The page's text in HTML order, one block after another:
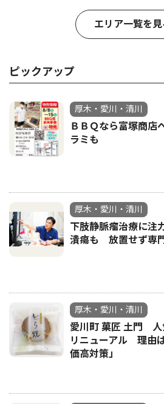
エリア一覧を見
ピックアップ
厚木・愛川・清川
ＢＢＱなら富塚商
ラミも
厚木・愛川・清川
下肢静脈瘤治療に
潰瘍も 放置せず専
厚木・愛川・清川
愛川町 菓匠 土門
リニューアル 理由
価高対策」